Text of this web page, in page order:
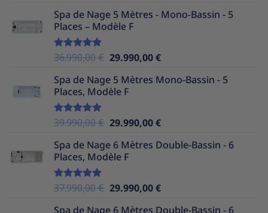
initial
était :
actuel
Spa de Nage 5 Mètres - Mono-Bassin - 5
Places – Modèle F
Note5.00
36.990,00€ Le
initial
était :
29.990,00€Le
actuel
Spa de Nage 5 Mètres Mono-Bassin - 5
Places, Modèle F
Note5.00
39.990,00€ Le
initial
était :
29.990,00€Le
actuel
Spa de Nage 6 Mètres Double-Bassin - 6
Places, Modèle F
Note5.00
37.990,00€ Le
29.990,00€Le
Spa de Nage 6 Mètres Double-Bassin - 6